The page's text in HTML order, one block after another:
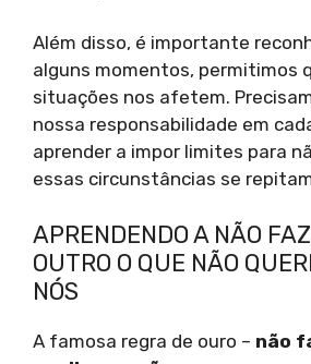
Além disso, é importante
alguns momentos, permitimos
situações nos afetem.
nossa responsabilidade em
aprender a impor limites para
essas circunstâncias se
APRENDENDO A NÃO
OUTRO O QUE NÃO
NÓS
A famosa regra de ouro – não